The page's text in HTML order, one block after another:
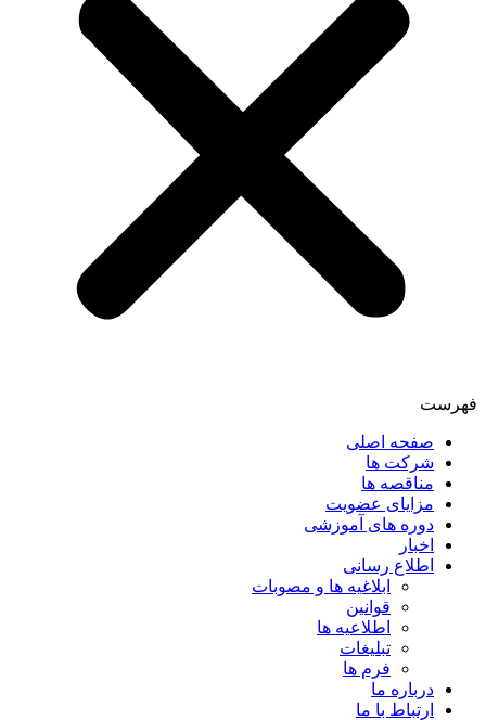
فهرست
صفحه اصلی
شرکت ها
مناقصه ها
مزایای عضویت
دوره های آموزشی
اخبار
اطلاع رسانی
ابلاغیه ها و مصوبات
قوانین
اطلاعیه ها
تبلیغات
فرم ها
درباره ما
ارتباط با ما